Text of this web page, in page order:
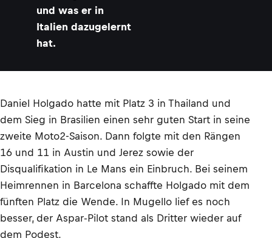
und was er in
Italien dazugelernt
hat.
Daniel Holgado hatte mit Platz 3 in Thailand und
dem Sieg in Brasilien einen sehr guten Start in seine
zweite Moto2-Saison. Dann folgte mit den Rängen
16 und 11 in Austin und Jerez sowie der
Disqualifikation in Le Mans ein Einbruch. Bei seinem
Heimrennen in Barcelona schaffte Holgado mit dem
fünften Platz die Wende. In Mugello lief es noch
besser, der Aspar-Pilot stand als Dritter wieder auf
dem Podest.